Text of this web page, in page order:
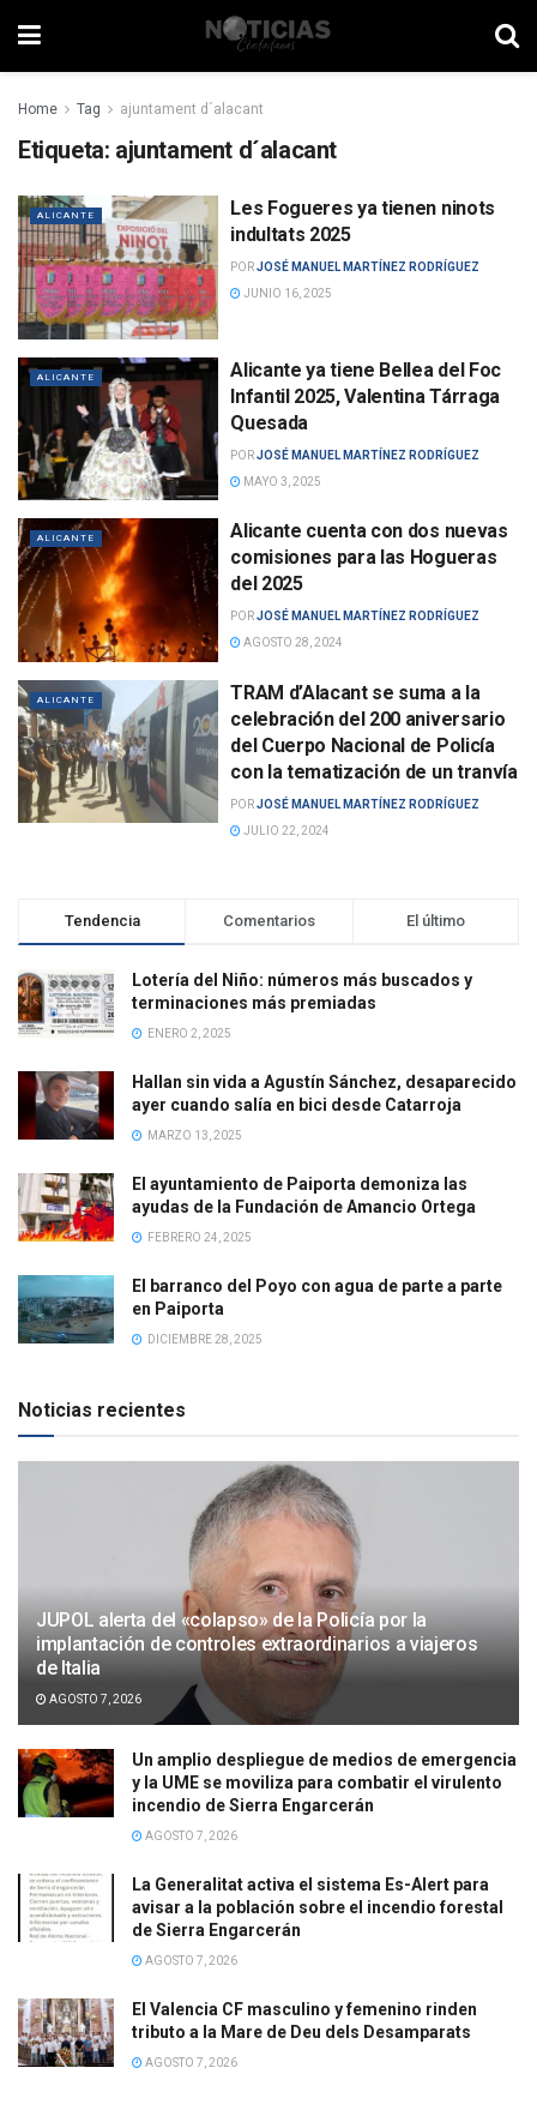
Home Tag ajuntament d´alacant
Etiqueta: ajuntament d´alacant
ALICANTE
Les Fogueres ya tienen ninots
indultats 2025
PORJOSÉ MANUEL MARTÍNEZ RODRÍGUEZ
JUNIO 16, 2025
ALICANTE
Alicante ya tiene Bellea del Foc
Infantil 2025, Valentina Tárraga
Quesada
PORJOSÉ MANUEL MARTÍNEZ RODRÍGUEZ
MAYO 3, 2025
ALICANTE
Alicante cuenta con dos nuevas
comisiones para las Hogueras
del 2025
PORJOSÉ MANUEL MARTÍNEZ RODRÍGUEZ
AGOSTO 28, 2024
ALICANTE
TRAM d’Alacant se suma a la
celebración del 200 aniversario
del Cuerpo Nacional de Policía
con la tematización de un tranvía
PORJOSÉ MANUEL MARTÍNEZ RODRÍGUEZ
JULIO 22, 2024
Tendencia Comentarios El último
Lotería del Niño: números más buscados y
terminaciones más premiadas
ENERO 2, 2025
Hallan sin vida a Agustín Sánchez, desaparecido
ayer cuando salía en bici desde Catarroja
MARZO 13, 2025
El ayuntamiento de Paiporta demoniza las
ayudas de la Fundación de Amancio Ortega
FEBRERO 24, 2025
El barranco del Poyo con agua de parte a parte
en Paiporta
DICIEMBRE 28, 2025
Noticias recientes
JUPOL alerta del «colapso» de la Policía por la
implantación de controles extraordinarios a viajeros
de Italia
AGOSTO 7, 2026
Un amplio despliegue de medios de emergencia
y la UME se moviliza para combatir el virulento
incendio de Sierra Engarcerán
AGOSTO 7, 2026
La Generalitat activa el sistema Es-Alert para
avisar a la población sobre el incendio forestal
de Sierra Engarcerán
AGOSTO 7, 2026
El Valencia CF masculino y femenino rinden
tributo a la Mare de Deu dels Desamparats
AGOSTO 7, 2026